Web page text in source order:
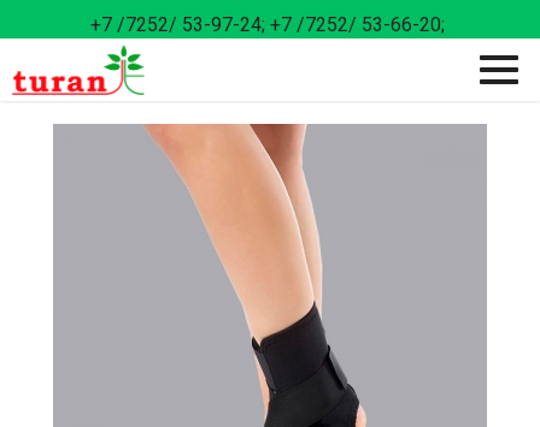
+7 /7252/ 53-97-24; +7 /7252/ 53-66-20;